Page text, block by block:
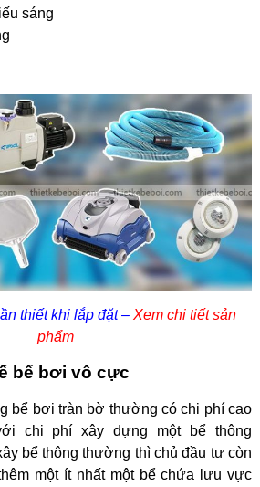
sáng
thiết khi lắp đặt –Xem chi tiết sản
phẩm
bể bơi vô cực
bể bơi tràn bờ thường có chi phí cao
chi phí xây dựng một bể thông
bể thông thường thì chủ đầu tư còn
một ít nhất một bể chứa lưu vực